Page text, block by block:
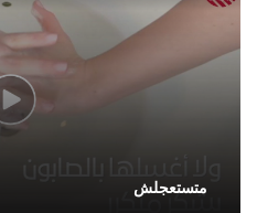
متستعجلش